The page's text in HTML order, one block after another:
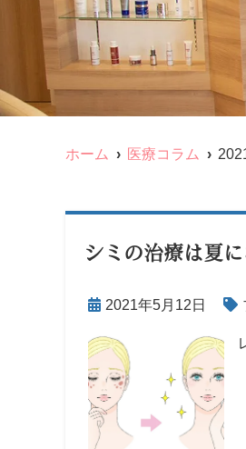
ホーム 医療コラム
シミの治療は夏
2021年5月12日